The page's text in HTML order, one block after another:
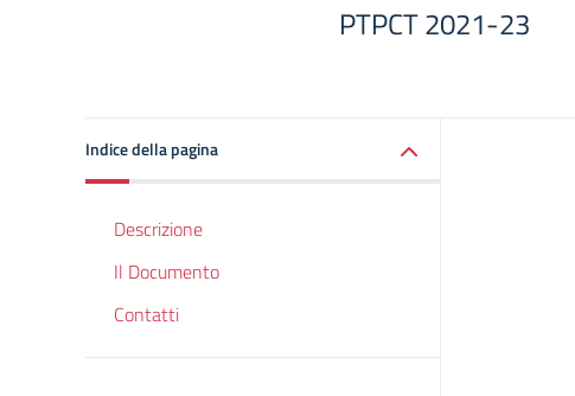
PTPCT 2021-23
Indice della pagina
Descrizione
Il Documento
Contatti